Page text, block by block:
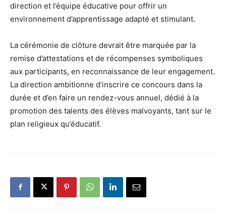
direction et l’équipe éducative pour offrir un
environnement d’apprentissage adapté et stimulant.
La cérémonie de clôture devrait être marquée par la
remise d’attestations et de récompenses symboliques
aux participants, en reconnaissance de leur engagement.
La direction ambitionne d’inscrire ce concours dans la
durée et d’en faire un rendez-vous annuel, dédié à la
promotion des talents des élèves malvoyants, tant sur le
plan religieux qu’éducatif.